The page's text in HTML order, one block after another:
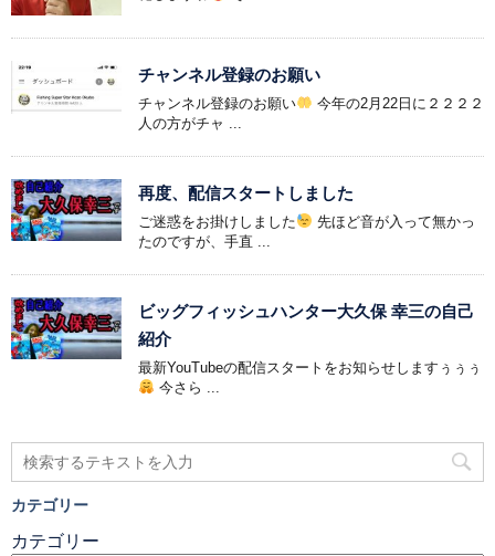
チャンネル登録のお願い
チャンネル登録のお願い
今年の2月22日に２２２２
人の方がチャ ...
再度、配信スタートしました
ご迷惑をお掛けしました
先ほど音が入って無かっ
たのですが、手直 ...
ビッグフィッシュハンター大久保 幸三の自己
紹介
最新YouTubeの配信スタートをお知らせしますぅぅぅ
今さら ...
カテゴリー
カテゴリー